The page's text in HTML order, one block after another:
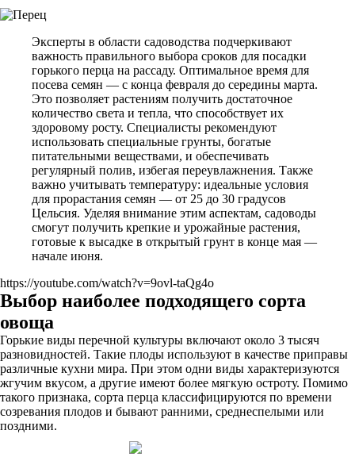
Эксперты в области садоводства подчеркивают
важность правильного выбора сроков для посадки
горького перца на рассаду. Оптимальное время для
посева семян — с конца февраля до середины марта.
Это позволяет растениям получить достаточное
количество света и тепла, что способствует их
здоровому росту. Специалисты рекомендуют
использовать специальные грунты, богатые
питательными веществами, и обеспечивать
регулярный полив, избегая переувлажнения. Также
важно учитывать температуру: идеальные условия
для прорастания семян — от 25 до 30 градусов
Цельсия. Уделяя внимание этим аспектам, садоводы
смогут получить крепкие и урожайные растения,
готовые к высадке в открытый грунт в конце мая —
начале июня.
https://youtube.com/watch?v=9ovl-taQg4o
Выбор наиболее подходящего сорта
овоща
Горькие виды перечной культуры включают около 3 тысяч
разновидностей. Такие плоды используют в качестве приправы
различные кухни мира. При этом одни виды характеризуются
жгучим вкусом, а другие имеют более мягкую остроту. Помимо
такого признака, сорта перца классифицируются по времени
созревания плодов и бывают ранними, среднеспелыми или
поздними.